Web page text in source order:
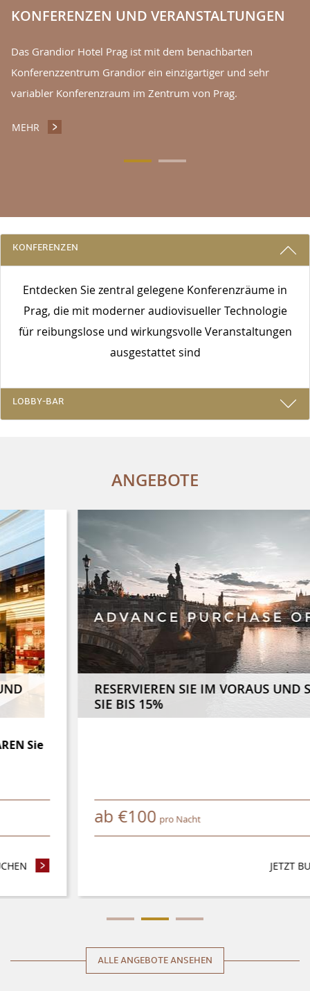
KONFERENZEN UND VERANSTALTUNGEN
Das Grandior Hotel Prag ist mit dem benachbarten
Konferenzzentrum Grandior ein einzigartiger und sehr
variabler Konferenzraum im Zentrum von Prag.
MEHR KONFERENZEN UND VERANSTALTUNGEN
3 GRÜNDE, BEI UNS ZU BLEIBEN
KONFERENZEN
Entdecken Sie zentral gelegene Konferenzräume in
Prag, die mit moderner audiovisueller Technologie
für reibungslose und wirkungsvolle Veranstaltungen
ausgestattet sind
LOBBY-BAR
ANGEBOTE
4 NÄCHTE UND MEHR UND SPAREN SIE 8%
RESERVIEREN SIE IM VORAUS UND SPAREN
pro Nacht
-
ALLE ANGEBOTE ANSEHEN